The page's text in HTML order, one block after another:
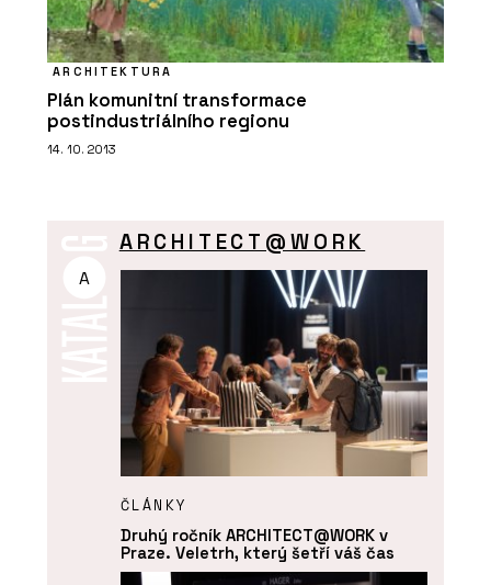
ARCHITEKTURA
Plán komunitní transformace
postindustriálního regionu
14. 10. 2013
A
ARCHITECT@WORK
ČLÁNKY
Druhý ročník ARCHITECT@WORK v
Praze. Veletrh, který šetří váš čas